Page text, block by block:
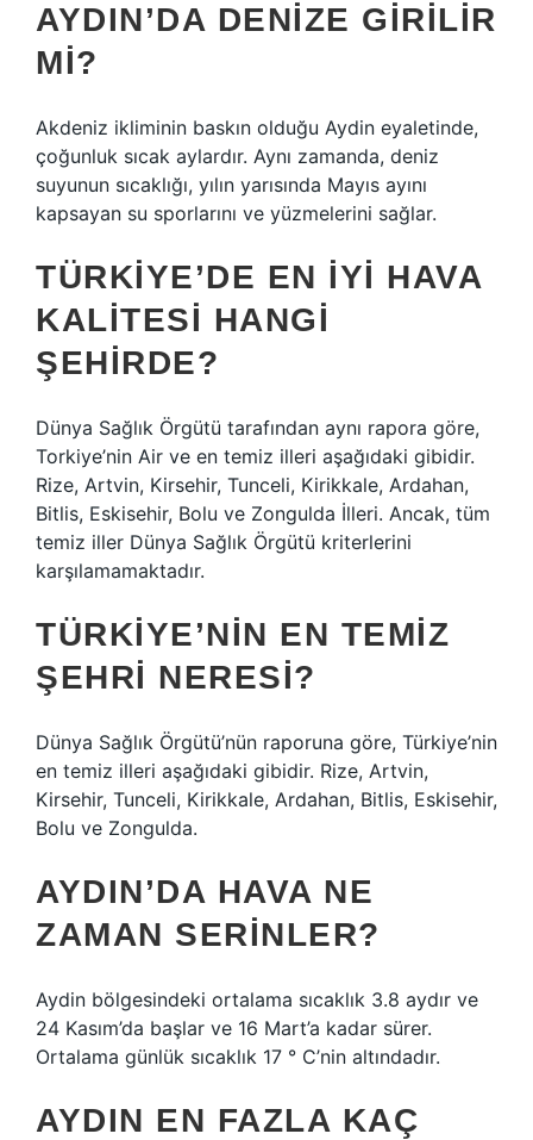
AYDIN’DA DENIZE GIRILIR
MI?
Akdeniz ikliminin baskın olduğu Aydin eyaletinde,
çoğunluk sıcak aylardır. Aynı zamanda, deniz
suyunun sıcaklığı, yılın yarısında Mayıs ayını
kapsayan su sporlarını ve yüzmelerini sağlar.
TÜRKIYE’DE EN IYI HAVA
KALITESI HANGI
ŞEHIRDE?
Dünya Sağlık Örgütü tarafından aynı rapora göre,
Torkiye’nin Air ve en temiz illeri aşağıdaki gibidir.
Rize, Artvin, Kirsehir, Tunceli, Kirikkale, Ardahan,
Bitlis, Eskisehir, Bolu ve Zongulda İlleri. Ancak, tüm
temiz iller Dünya Sağlık Örgütü kriterlerini
karşılamamaktadır.
TÜRKIYE’NIN EN TEMIZ
ŞEHRI NERESI?
Dünya Sağlık Örgütü’nün raporuna göre, Türkiye’nin
en temiz illeri aşağıdaki gibidir. Rize, Artvin,
Kirsehir, Tunceli, Kirikkale, Ardahan, Bitlis, Eskisehir,
Bolu ve Zongulda.
AYDIN’DA HAVA NE
ZAMAN SERINLER?
Aydin bölgesindeki ortalama sıcaklık 3.8 aydır ve
24 Kasım’da başlar ve 16 Mart’a kadar sürer.
Ortalama günlük sıcaklık 17 ° C’nin altındadır.
AYDIN EN FAZLA KAÇ